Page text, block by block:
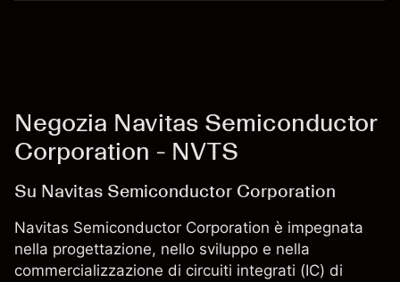
Negozia Navitas Semiconductor
Corporation - NVTS
Su Navitas Semiconductor Corporation
Navitas Semiconductor Corporation è impegnata
nella progettazione, nello sviluppo e nella
commercializzazione di circuiti integrati (IC) di